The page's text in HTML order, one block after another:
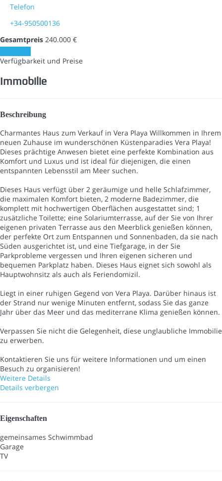
Telefon
+34-950500136
Gesamtpreis 240.000 €
Verfügbarkeit und Preise
Immobilie
Beschreibung
Charmantes Haus zum Verkauf in Vera Playa Willkommen in Ihrem
neuen Zuhause im wunderschönen Küstenparadies Vera Playa!
Dieses prächtige Anwesen bietet eine perfekte Kombination aus
Komfort und Luxus und ist ideal für diejenigen, die einen
entspannten Lebensstil am Meer suchen.
Dieses Haus verfügt über 2 geräumige und helle Schlafzimmer,
die maximalen Komfort bieten, 2 moderne Badezimmer, die
komplett mit hochwertigen Oberflächen ausgestattet sind; 1
zusätzliche Toilette; eine Solariumterrasse, auf der Sie von Ihrer
eigenen privaten Terrasse aus den Meerblick genießen können,
der perfekte Ort zum Entspannen und Sonnenbaden, da sie nach
Süden ausgerichtet ist, und eine Tiefgarage, in der Sie
Parkprobleme vergessen und Ihren eigenen sicheren und
bequemen Parkplatz haben. Dieses Haus eignet sich sowohl als
Hauptwohnsitz als auch als Feriendomizil.
Liegt in einer ruhigen Gegend von Vera Playa. Darüber hinaus ist
der Strand nur wenige Minuten entfernt, sodass Sie das ganze
Jahr über das Meer und das mediterrane Klima genießen können.
Verpassen Sie nicht die Gelegenheit, diese unglaubliche Immobilie
zu erwerben.
Kontaktieren Sie uns für weitere Informationen und um einen
Besuch zu organisieren!
Weitere Details
Details verbergen
Eigenschaften
gemeinsames Schwimmbad
Garage
TV